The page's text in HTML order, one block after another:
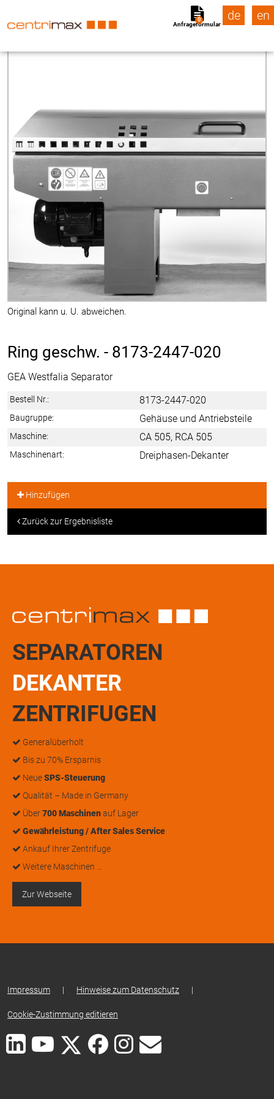
Anfrageformular
0 de en
Original kann u. U. abweichen.
Ring geschw. - 8173-2447-020
GEA Westfalia Separator
Bestell Nr.: 8173-2447-020
Baugruppe: Gehäuse und Antriebsteile
Maschine: CA 505, RCA 505
Maschinenart: Dreiphasen-Dekanter
Hinzufügen
Zurück zur Ergebnisliste
SEPARATOREN
DEKANTER
ZENTRIFUGEN
Generalüberholt
Bis zu 70% Ersparnis
NeueSPS-Steuerung
Qualität – Made in Germany
Über700 Maschinenauf Lager
Gewährleistung / After Sales Service
Ankauf Ihrer Zentrifuge
Weitere Maschinen …
Zur Webseite
Impressum | Hinweise zum Datenschutz |
Cookie-Zustimmung editieren